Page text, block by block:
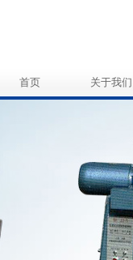
首页 关于我们